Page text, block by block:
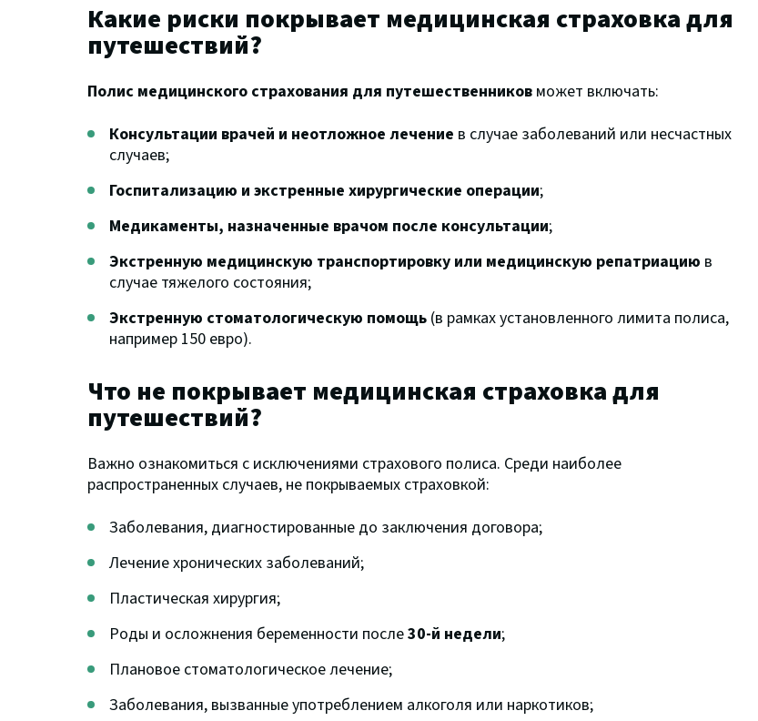
Какие риски покрывает медицинская страховка для
путешествий?
Полис медицинского страхования для путешественников может включать:
Консультации врачей и неотложное лечение в случае заболеваний или несчастных
случаев;
Госпитализацию и экстренные хирургические операции;
Медикаменты, назначенные врачом после консультации;
Экстренную медицинскую транспортировку или медицинскую репатриацию в
случае тяжелого состояния;
Экстренную стоматологическую помощь (в рамках установленного лимита полиса,
например 150 евро).
Что не покрывает медицинская страховка для
путешествий?
Важно ознакомиться с исключениями страхового полиса. Среди наиболее
распространенных случаев, не покрываемых страховкой:
Заболевания, диагностированные до заключения договора;
Лечение хронических заболеваний;
Пластическая хирургия;
Роды и осложнения беременности после30-й недели;
Плановое стоматологическое лечение;
Заболевания, вызванные употреблением алкоголя или наркотиков;